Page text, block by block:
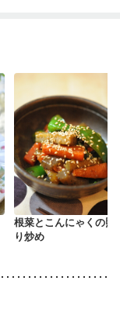
根菜とこんにゃくの照
り炒め